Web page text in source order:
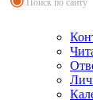
Поиск по сайту